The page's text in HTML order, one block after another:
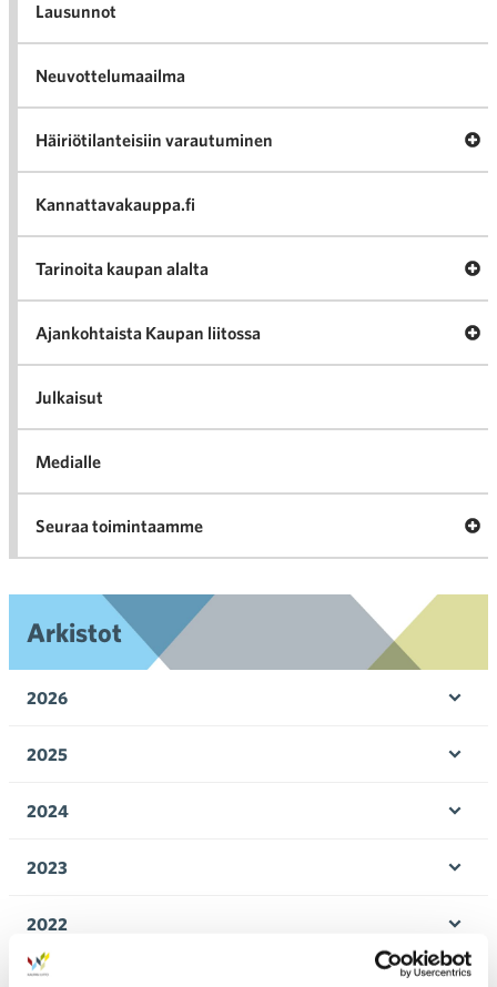
Lausunnot
Neuvottelumaailma
Häiriötilanteisiin varautuminen
Kannattavakauppa.fi
Tarinoita kaupan alalta
Ajankohtaista Kaupan liitossa
Julkaisut
Medialle
Seuraa toimintaamme
Arkistot
2026
2025
2024
2023
2022
2021